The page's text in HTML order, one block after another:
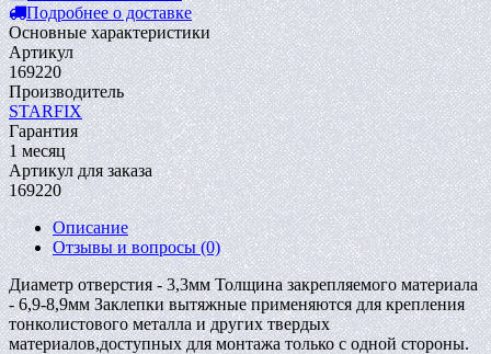
Подробнее о доставке
Основные характеристики
Артикул
169220
Производитель
STARFIX
Гарантия
1 месяц
Артикул для заказа
169220
Описание
Отзывы и вопросы(0)
Диаметр отверстия - 3,3мм Толщина закрепляемого материала
- 6,9-8,9мм Заклепки вытяжные применяются для крепления
тонколистового металла и других твердых
материалов,доступных для монтажа только с одной стороны.